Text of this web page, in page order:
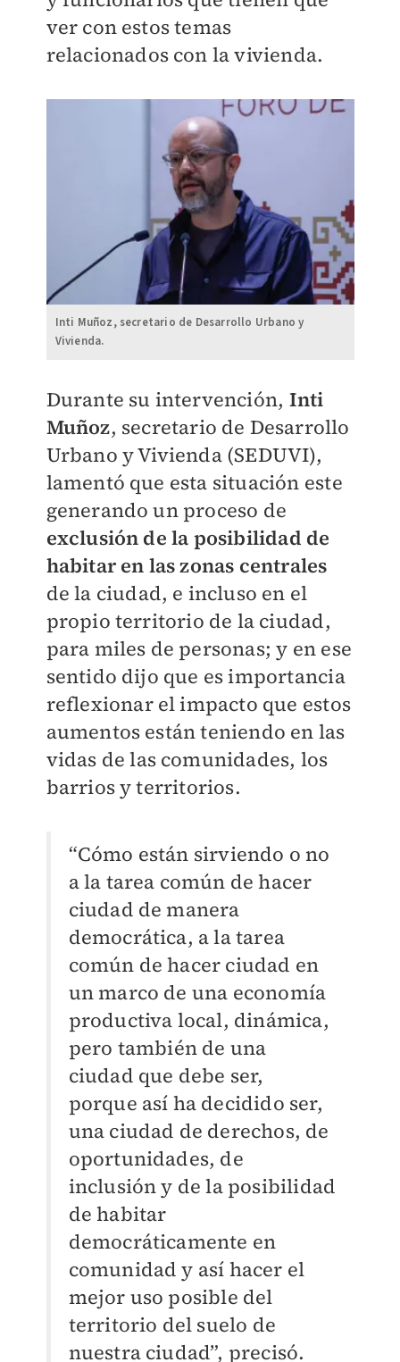
ver con estos temas
relacionados con la vivienda.
Inti Muñoz, secretario de Desarrollo Urbano y
Vivienda.
Durante su intervención, Inti
Muñoz, secretario de Desarrollo
Urbano y Vivienda (SEDUVI),
lamentó que esta situación este
generando un proceso de
exclusión de la posibilidad de
habitar en las zonas centrales
de la ciudad, e incluso en el
propio territorio de la ciudad,
para miles de personas; y en ese
sentido dijo que es importancia
reflexionar el impacto que estos
aumentos están teniendo en las
vidas de las comunidades, los
barrios y territorios.
“Cómo están sirviendo o no
a la tarea común de hacer
ciudad de manera
democrática, a la tarea
común de hacer ciudad en
un marco de una economía
productiva local, dinámica,
pero también de una
ciudad que debe ser,
porque así ha decidido ser,
una ciudad de derechos, de
oportunidades, de
inclusión y de la posibilidad
de habitar
democráticamente en
comunidad y así hacer el
mejor uso posible del
territorio del suelo de
nuestra ciudad”, precisó.